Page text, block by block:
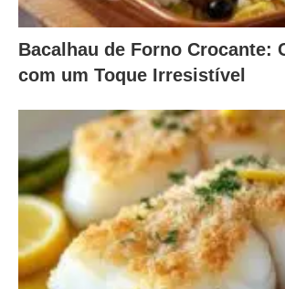
Bacalhau de Forno Crocante:
com um Toque Irresistível